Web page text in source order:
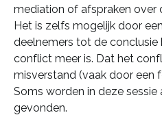
mediation of afspraken over
Het is zelfs mogelijk door
deelnemers tot de conclusie
conflict meer is. Dat het
misverstand (vaak door een
Soms worden in deze
gevonden.